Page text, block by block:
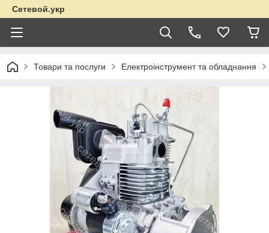
Сетевой.укр
Товари та послуги Електроінструмент та обладнання